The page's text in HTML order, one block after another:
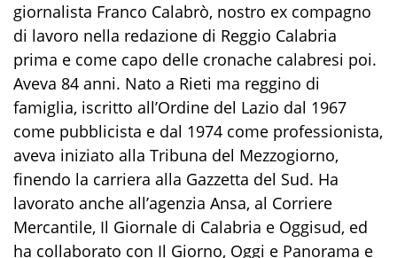
giornalista Franco Calabrò, nostro ex compagno
di lavoro nella redazione di Reggio Calabria
prima e come capo delle cronache calabresi poi.
Aveva 84 anni. Nato a Rieti ma reggino di
famiglia, iscritto all’Ordine del Lazio dal 1967
come pubblicista e dal 1974 come professionista,
aveva iniziato alla Tribuna del Mezzogiorno,
finendo la carriera alla Gazzetta del Sud. Ha
lavorato anche all’agenzia Ansa, al Corriere
Mercantile, Il Giornale di Calabria e Oggisud, ed
ha collaborato con Il Giorno, Oggi e Panorama e